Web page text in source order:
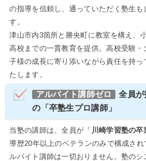
の指導を信頼し、通っていただく塾生も
す。
津山市内3箇所と勝央町に教室を構え、
高校までの一貫教育を提供。高校受験・
子様の成長に寄り添いながら責任を持っ
たします。
アルバイト講師ゼロ
全員
の「卒塾生プロ講師」
当塾の講師は、全員が「 川崎学習塾の卒
導歴20年以上のベテランのみで構成さ
ルバイト講師は一切おりません。塾のシ